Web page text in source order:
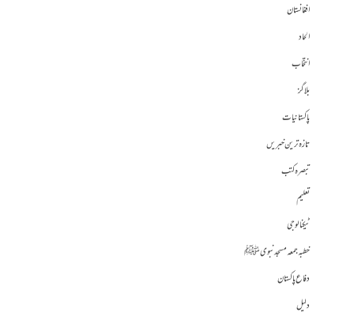
افغانستان
الحاد
انتخاب
بلاگز
پاکستانیات
تازہ ترین خبریں
تبصرہ کتب
تعلیم
ٹیکنالوجی
خطبہ جمعہ مسجد نبوی ﷺ
دفاع پاکستان
دلیل